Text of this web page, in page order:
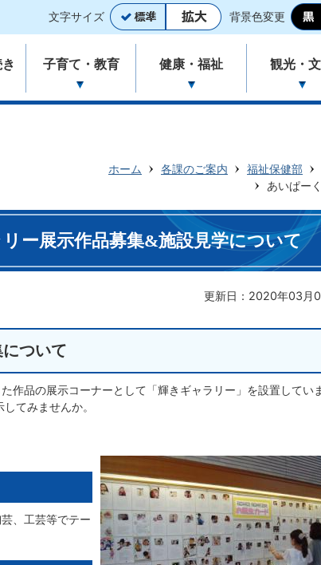
文字サイズ 背景色変更
子育て・教育 健康・福祉 観光・
ホーム
各課のご案内 福祉保健部
あいぱー
ー展示作品募集&施設見学について
更新日：2020年03月
ついて
作品の展示コーナーとして「輝きギャラリー」を設置してい
てみませんか。
、工芸等でテー